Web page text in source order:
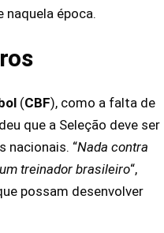
época.
(CBF), como a falta de
que a Seleção deve ser
nacionais. “Nada contra
treinador brasileiro“,
possam desenvolver